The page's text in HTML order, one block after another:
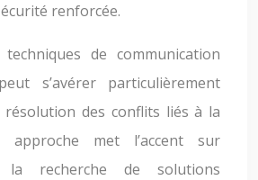
renforcée.
techniques de communication
s’avérer particulièrement
résolution des conflits liés à la
approche met l’accent sur
la recherche de solutions